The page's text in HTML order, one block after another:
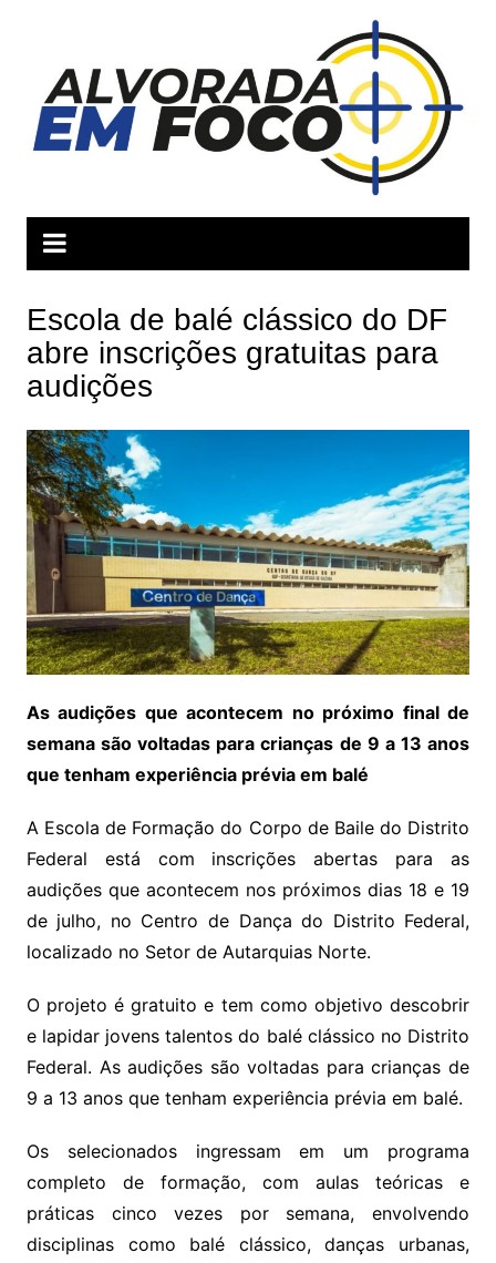
conteúdo
Escola de balé clássico do DF
abre inscrições gratuitas para
audições
As audições que acontecem no próximo final de
semana são voltadas para crianças de 9 a 13 anos
que tenham experiência prévia em balé
A Escola de Formação do Corpo de Baile do Distrito
Federal está com inscrições abertas para as
audições que acontecem nos próximos dias 18 e 19
de julho, no Centro de Dança do Distrito Federal,
localizado no Setor de Autarquias Norte.
O projeto é gratuito e tem como objetivo descobrir
e lapidar jovens talentos do balé clássico no Distrito
Federal. As audições são voltadas para crianças de
9 a 13 anos que tenham experiência prévia em balé.
Os selecionados ingressam em um programa
completo de formação, com aulas teóricas e
práticas cinco vezes por semana, envolvendo
disciplinas como balé clássico, danças urbanas,